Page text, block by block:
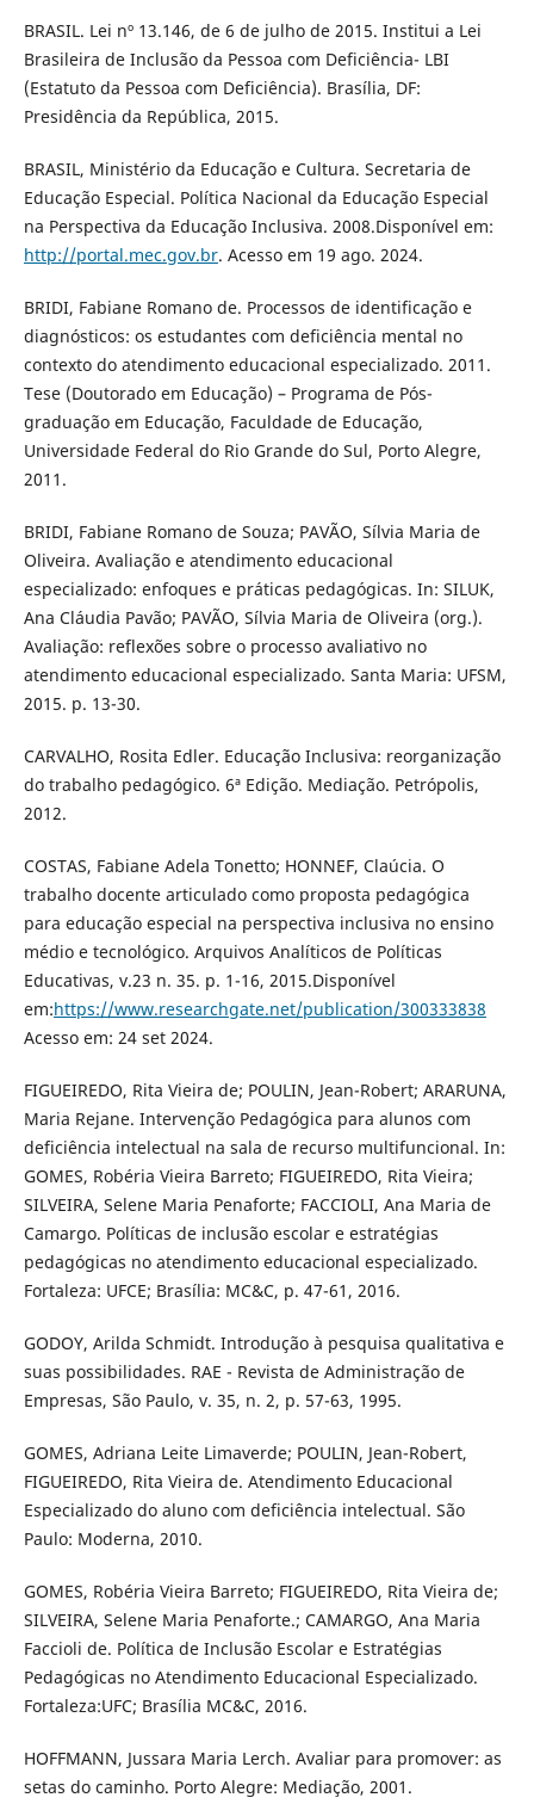
BRASIL. Lei nº 13.146, de 6 de julho de 2015. Institui a Lei
Brasileira de Inclusão da Pessoa com Deficiência- LBI
(Estatuto da Pessoa com Deficiência). Brasília, DF:
Presidência da República, 2015.
BRASIL, Ministério da Educação e Cultura. Secretaria de
Educação Especial. Política Nacional da Educação Especial
na Perspectiva da Educação Inclusiva. 2008.Disponível em:
http://portal.mec.gov.br. Acesso em 19 ago. 2024.
BRIDI, Fabiane Romano de. Processos de identificação e
diagnósticos: os estudantes com deficiência mental no
contexto do atendimento educacional especializado. 2011.
Tese (Doutorado em Educação) – Programa de Pós-
graduação em Educação, Faculdade de Educação,
Universidade Federal do Rio Grande do Sul, Porto Alegre,
2011.
BRIDI, Fabiane Romano de Souza; PAVÃO, Sílvia Maria de
Oliveira. Avaliação e atendimento educacional
especializado: enfoques e práticas pedagógicas. In: SILUK,
Ana Cláudia Pavão; PAVÃO, Sílvia Maria de Oliveira (org.).
Avaliação: reflexões sobre o processo avaliativo no
atendimento educacional especializado. Santa Maria: UFSM,
2015. p. 13-30.
CARVALHO, Rosita Edler. Educação Inclusiva: reorganização
do trabalho pedagógico. 6ª Edição. Mediação. Petrópolis,
2012.
COSTAS, Fabiane Adela Tonetto; HONNEF, Claúcia. O
trabalho docente articulado como proposta pedagógica
para educação especial na perspectiva inclusiva no ensino
médio e tecnológico. Arquivos Analíticos de Políticas
Educativas, v.23 n. 35. p. 1-16, 2015.Disponível
em:https://www.researchgate.net/publication/300333838
Acesso em: 24 set 2024.
FIGUEIREDO, Rita Vieira de; POULIN, Jean-Robert; ARARUNA,
Maria Rejane. Intervenção Pedagógica para alunos com
deficiência intelectual na sala de recurso multifuncional. In:
GOMES, Robéria Vieira Barreto; FIGUEIREDO, Rita Vieira;
SILVEIRA, Selene Maria Penaforte; FACCIOLI, Ana Maria de
Camargo. Políticas de inclusão escolar e estratégias
pedagógicas no atendimento educacional especializado.
Fortaleza: UFCE; Brasília: MC&C, p. 47-61, 2016.
GODOY, Arilda Schmidt. Introdução à pesquisa qualitativa e
suas possibilidades. RAE - Revista de Administração de
Empresas, São Paulo, v. 35, n. 2, p. 57-63, 1995.
GOMES, Adriana Leite Limaverde; POULIN, Jean-Robert,
FIGUEIREDO, Rita Vieira de. Atendimento Educacional
Especializado do aluno com deficiência intelectual. São
Paulo: Moderna, 2010.
GOMES, Robéria Vieira Barreto; FIGUEIREDO, Rita Vieira de;
SILVEIRA, Selene Maria Penaforte.; CAMARGO, Ana Maria
Faccioli de. Política de Inclusão Escolar e Estratégias
Pedagógicas no Atendimento Educacional Especializado.
Fortaleza:UFC; Brasília MC&C, 2016.
HOFFMANN, Jussara Maria Lerch. Avaliar para promover: as
setas do caminho. Porto Alegre: Mediação, 2001.